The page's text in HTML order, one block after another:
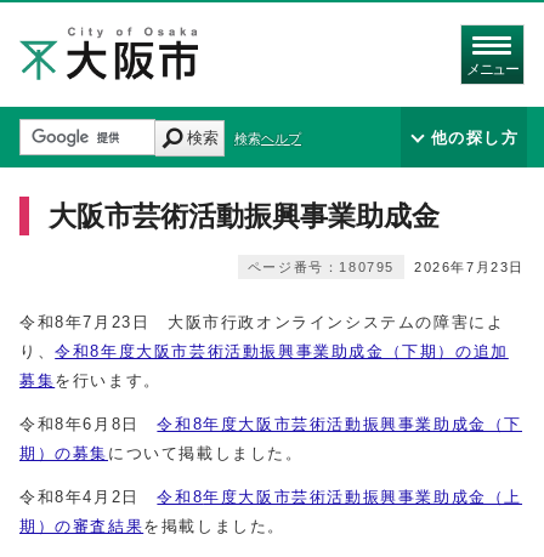
メニュー
検索 検索ヘルプ 他の探し方
大阪市芸術活動振興事業助成金
2026年7月23日
ページ番号：180795
令和8年7月23日 大阪市行政オンラインシステムの障害によ
り、令和8年度大阪市芸術活動振興事業助成金（下期）の追加
募集を行います。
令和8年6月8日令和8年度大阪市芸術活動振興事業助成金（下
期）の募集 について掲載しました。
令和8年4月2日令和8年度大阪市芸術活動振興事業助成金（上
期）の審査結果を掲載しました。